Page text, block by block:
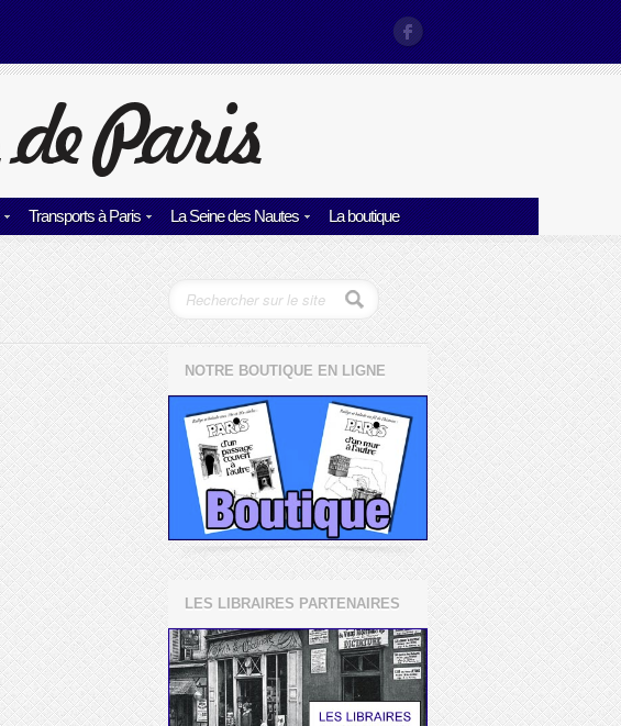
Transports à Paris La Seine des Nautes La boutique
NOTRE BOUTIQUE EN LIGNE
LES LIBRAIRES PARTENAIRES